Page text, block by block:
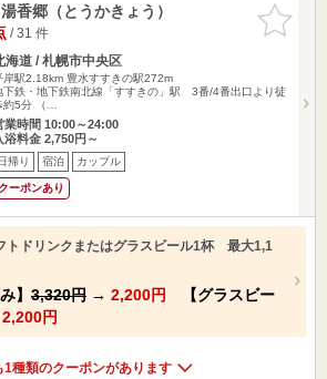
お気に入
りに追加
香郷（とうかきょう）
/ 31 件
海道 / 札幌市中央区
岸駅2.18km 豊水すすきの駅272m
下鉄・地下鉄南北線「すすきの」駅 3番/4番出口より徒
約5分 （…
業時間 10:00～24:00
浴料金 2,750円～
帰り 宿泊 カップル
クーポンあり
トドリンクまたはグラスビール1杯 最大1,1
】 3,320円 → 2,200円
【グラスビー
2,200円
1種類のクーポンがあります